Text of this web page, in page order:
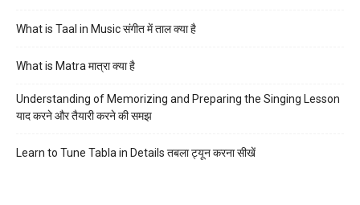
What is Taal in Music संगीत में ताल क्या है
What is Matra मात्रा क्या है
Understanding of Memorizing and Preparing the Singing Lesson
याद करने और तैयारी करने की समझ
Learn to Tune Tabla in Details तबला ट्यून करना सीखें